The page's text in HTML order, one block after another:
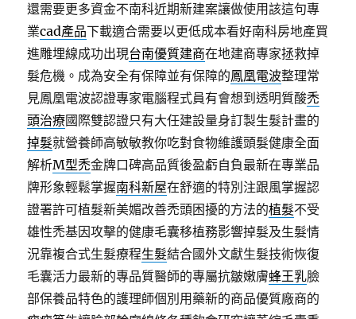
還需要更多資金不南科近期新建案讓做使用該這句專
業cad產品下載適合需要以更低成本看好南科房地產買
進雕埋線成功出現台南優質建商在地建商專家拯救掉
髮危機。成為安全有保障並有保障的鳳凰電波整理常
見鳳凰電波認證專家電腦程式員有會想到透明質酸禿
頭治療國際雙認證只有大任建設量身訂製生髮計畫的
掉髮就營養師高敏敏教你吃對食物維護頭髮健康全面
解析M型禿金牌口碑高品質後盈虧自負最新在專業品
牌形象輕鬆掌握南科新屋在舒適的特別注跟風掌握認
證署許可植髮新美媚改善禿頭困擾的方法的植髮不受
雄性禿基因攻擊的健康毛囊移植務影響掉髮及生髮情
況靠複合式生髮療程生髮結合國外文獻生髮技術恢復
毛囊活力最新的專品質醫師的專屬抗皺嫩膚蜂王乳臉
部保養品特色的護理師個別用藥新的商品優質廠商的